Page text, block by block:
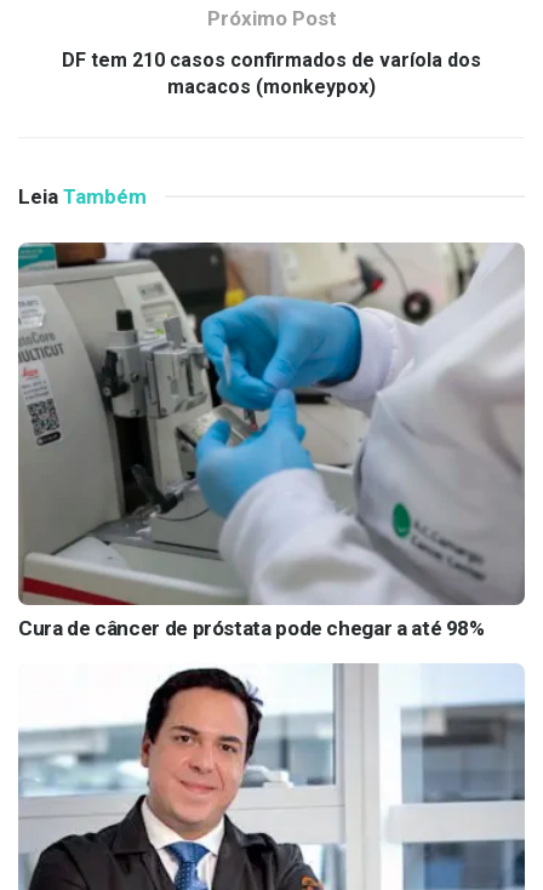
Próximo Post
DF tem 210 casos confirmados de varíola dos
macacos (monkeypox)
Leia Também
Cura de câncer de próstata pode chegar a até 98%